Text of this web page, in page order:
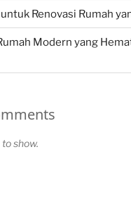
Renovasi Rumah
Modern yang
show.